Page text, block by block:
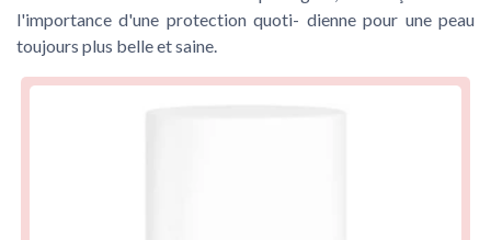
l'importance d'une protection quoti- dienne pour une peau
toujours plus belle et saine.